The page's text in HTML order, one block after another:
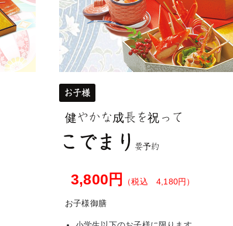
お子様
健やかな成長を祝って
こでまり 要予約
3,800円 （税込 4,180円）
お子様御膳